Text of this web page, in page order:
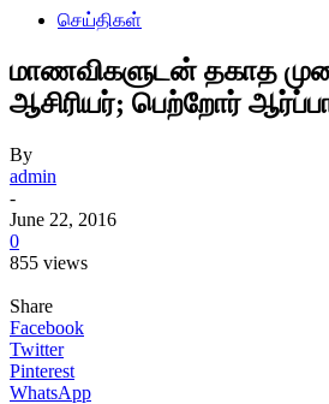
செய்திகள்
மாணவிகளுடன் தகாத
ஆசிரியர்; பெற்றோர்
By
admin
-
June 22, 2016
0
855 views
Share
Facebook
Twitter
Pinterest
WhatsApp